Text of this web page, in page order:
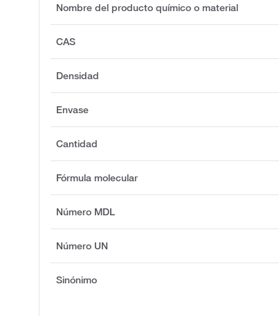
Nombre del producto químico o material
CAS
Densidad
Envase
Cantidad
Fórmula molecular
Número MDL
Número UN
Sinónimo